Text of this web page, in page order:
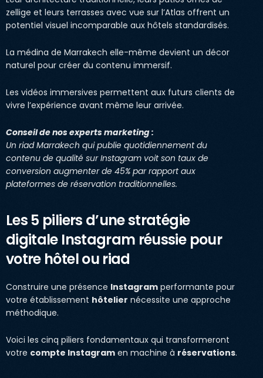
zellige et leurs terrasses avec vue sur l’Atlas offrent un
potentiel visuel incomparable aux hôtels standardisés.
La médina de Marrakech elle-même devient un décor
naturel pour créer du contenu immersif.
Les vidéos immersives permettent aux futurs clients de
vivre l’expérience avant même leur arrivée.
Conseil de nos experts marketing :
Un riad Marrakech qui publie quotidiennement du
contenu de qualité sur Instagram voit son taux de
conversion augmenter de 45% par rapport aux
plateformes de réservation traditionnelles.
Les 5 piliers d’une stratégie
digitale Instagram réussie pour
votre hôtel ou riad
Construire une présence Instagram performante pour
votre établissement hôtelier nécessite une approche
méthodique.
Voici les cinq piliers fondamentaux qui transformeront
votre compte Instagram en machine à réservations.